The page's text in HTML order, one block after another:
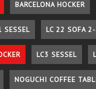
BARCELONA HOCKER
SESSEL LC 22 SOFA
LC3 SESSEL
NOGUCHI COFFEE